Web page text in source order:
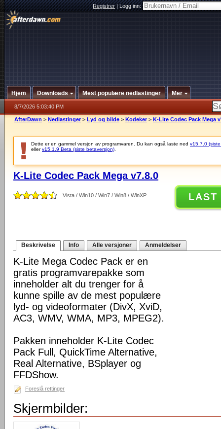
Registrer|Logg inn:
Hjem Downloads Mest populære nedlastinger Mer
8/7/2026 5:03:40 PM
AfterDawn > Nedlastinger > Lyd og bilde > Kodeker > K-Lite Codec Pack Mega
Dette er en gammel versjon av programvaren. Du kan også laste ned v15.7.0
ellerv15.1.9 Beta (siste betaversjon)
K-Lite Codec Pack Mega v7.8.0
Vista / Win10 / Win7 / Win8 / WinXP LAST
Beskrivelse Info Alle versjoner Anmeldelser
K-Lite Mega Codec Pack er en
gratis programvarepakke som
inneholder alt du trenger for å
kunne spille av de mest populære
lyd- og videoformater (DivX, XviD,
AC3, WMV, WMA, MP3, MPEG2).
Pakken inneholder K-Lite Codec
Pack Full, QuickTime Alternative,
Real Alternative, BSplayer og
FFDShow.
Foreslå rettinger
Skjermbilder: